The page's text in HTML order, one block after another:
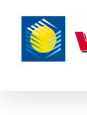
content